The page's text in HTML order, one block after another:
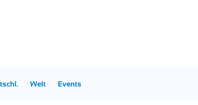
Welt Events